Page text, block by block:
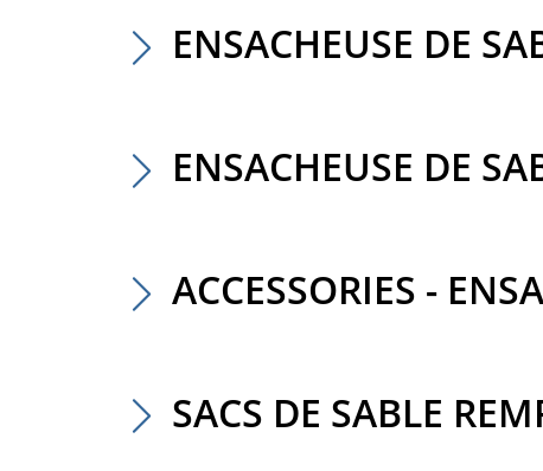
ENSACHEUSE DE
ENSACHEUSE DE
ACCESSORIES -
SACS DE SABLE